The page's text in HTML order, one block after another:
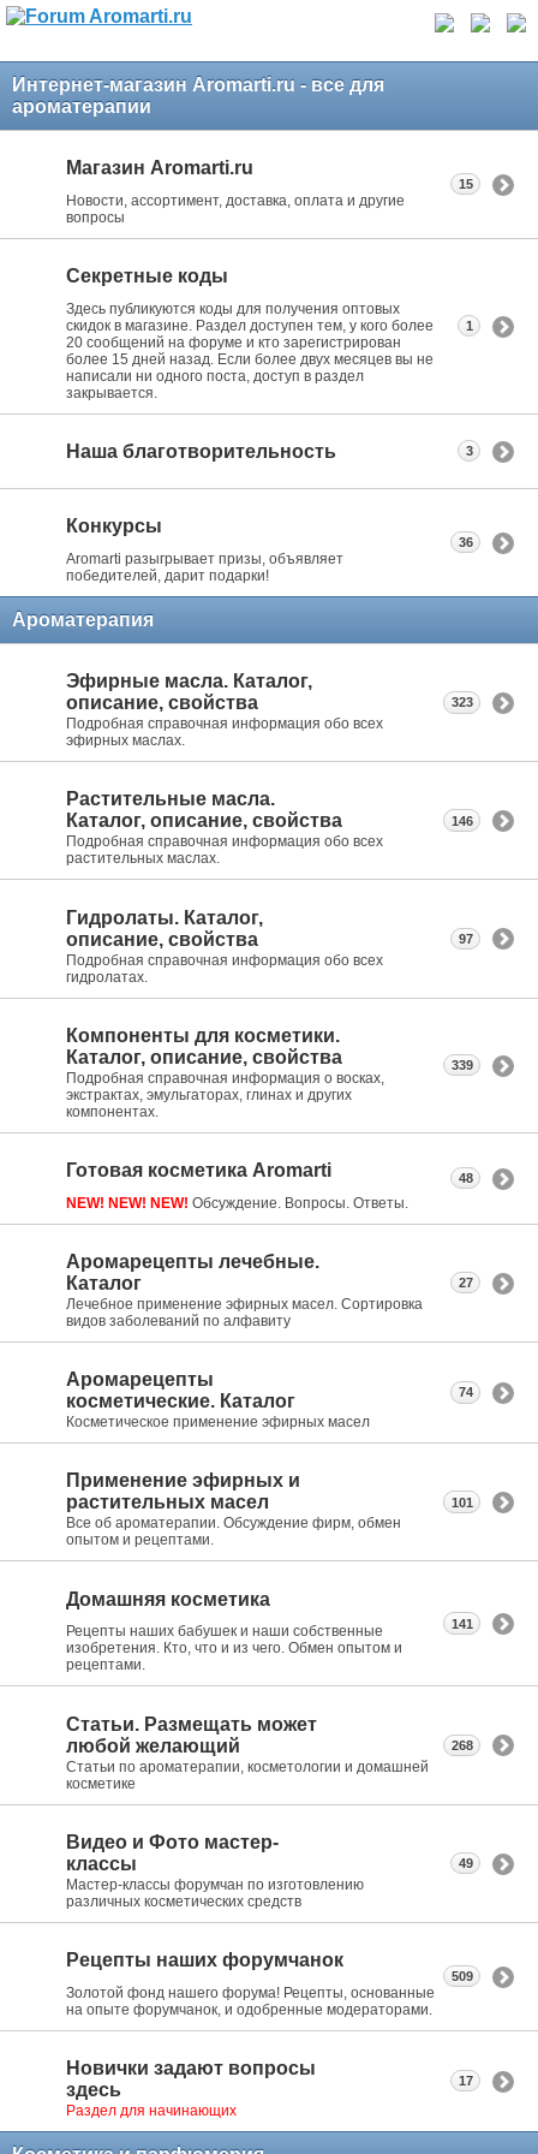
Интернет-магазин Aromarti.ru - все для
ароматерапии
Магазин Aromarti.ru
Новости, ассортимент, доставка, оплата и другие
вопросы
15
Секретные коды
Здесь публикуются коды для получения оптовых
скидок в магазине. Раздел доступен тем, у кого более
20 сообщений на форуме и кто зарегистрирован
более 15 дней назад. Если более двух месяцев вы не
написали ни одного поста, доступ в раздел
закрывается.
1
Наша благотворительность 3
Конкурсы
Aromarti разыгрывает призы, объявляет
победителей, дарит подарки!
36
Ароматерапия
Эфирные масла. Каталог,
описание, свойства
Подробная справочная информация обо всех
эфирных маслах.
323
Растительные масла.
Каталог, описание, свойства
Подробная справочная информация обо всех
растительных маслах.
146
Гидролаты. Каталог,
описание, свойства
Подробная справочная информация обо всех
гидролатах.
97
Компоненты для косметики.
Каталог, описание, свойства
Подробная справочная информация о восках,
экстрактах, эмульгаторах, глинах и других
компонентах.
339
Готовая косметика Aromarti
NEW! NEW! NEW! Обсуждение. Вопросы. Ответы.
48
Аромарецепты лечебные.
Каталог
Лечебное применение эфирных масел. Сортировка
видов заболеваний по алфавиту
27
Аромарецепты
косметические. Каталог
Косметическое применение эфирных масел
74
Применение эфирных и
растительных масел
Все об ароматерапии. Обсуждение фирм, обмен
опытом и рецептами.
101
Домашняя косметика
Рецепты наших бабушек и наши собственные
изобретения. Кто, что и из чего. Обмен опытом и
рецептами.
141
Статьи. Размещать может
любой желающий
Статьи по ароматерапии, косметологии и домашней
косметике
268
Видео и Фото мастер-
классы
Мастер-классы форумчан по изготовлению
различных косметических средств
49
Рецепты наших форумчанок
Золотой фонд нашего форума! Рецепты, основанные
на опыте форумчанок, и одобренные модераторами.
509
Новички задают вопросы
здесь
Раздел для начинающих
17